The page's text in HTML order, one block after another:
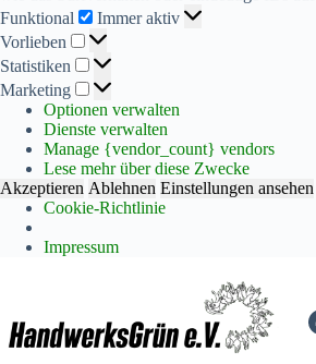
Funktional
Funktional
Immer aktiv
Vorlieben
Vorlieben
Statistiken Statistiken
Marketing Marketing
Optionen verwalten
Dienste verwalten
Manage {vendor_count} vendors
Lese mehr über diese Zwecke
Akzeptieren Ablehnen Einstellungen ansehen
Cookie-Richtlinie
Impressum